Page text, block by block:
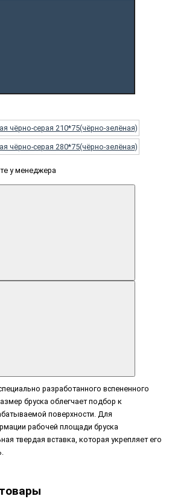
у менеджера
разработанного вспененного
бруска облегчает подбор к
поверхности. Для
рабочей площади бруска
твердая вставка, которая укрепляет его